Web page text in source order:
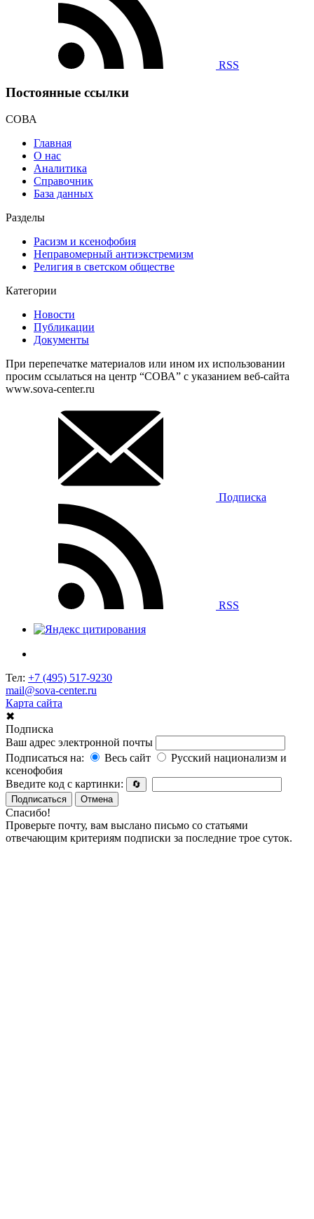
RSS
Постоянные ссылки
СОВА
Главная
О нас
Аналитика
Справочник
База данных
Разделы
Расизм и ксенофобия
Неправомерный антиэкстремизм
Религия в светском обществе
Категории
Новости
Публикации
Документы
При перепечатке материалов или ином их использовании
просим ссылаться на центр “СОВА” с указанием веб-сайта
www.sova-center.ru
Подписка
RSS
Тел: +7 (495) 517-9230
mail@sova-center.ru
Карта сайта
✖
Подписка
Ваш адрес электронной почты
Подписаться на:
Весь сайт
Русский национализм и
ксенофобия
Введите код с картинки:
🔄
Подписаться
Отмена
Спасибо!
Проверьте почту, вам выслано письмо со статьями
отвечающим критериям подписки за последние трое суток.